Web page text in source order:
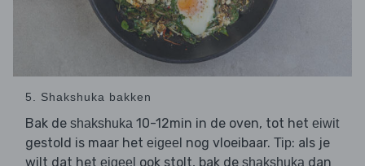
5. Shakshuka bakken
Bak de shakshuka 10-12min in de oven, tot het eiwit
gestold is maar het eigeel nog vloeibaar. Tip: als je
wilt dat het eigeel ook stolt, bak de shakshuka dan